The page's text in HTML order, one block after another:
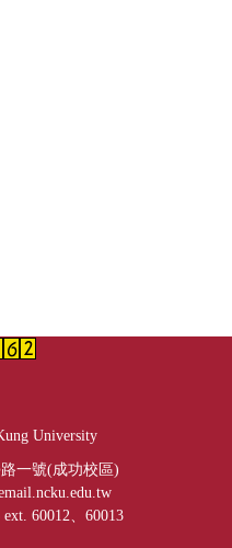
University
一號(成功校區)
60012、60013